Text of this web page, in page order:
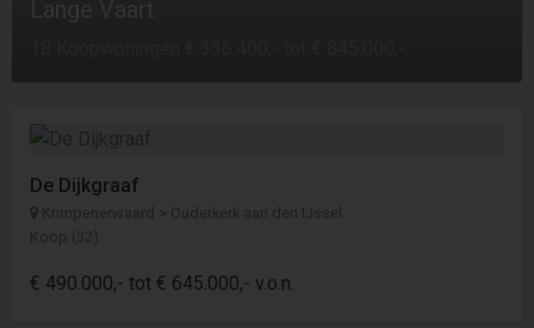
De Dijkgraaf
Krimpenerwaard > Ouderkerk aan den IJssel
Koop (32)
€ 490.000,- tot € 645.000,- v.o.n.